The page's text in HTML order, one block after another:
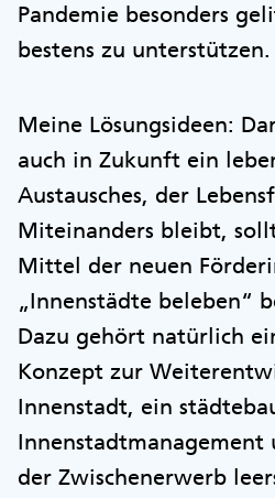
Pandemie besonders
bestens zu unterstützen.
Meine Lösungsideen:
auch in Zukunft ein
Austausches, der
Miteinanders bleibt,
Mittel der neuen
„Innenstädte beleben“
Dazu gehört natürlich
Konzept zur
Innenstadt, ein
Innenstadtmanagement
der Zwischenerwerb